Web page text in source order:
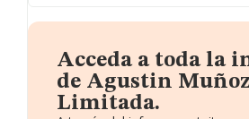
Acceda a toda la
de Agustin
Limitada.